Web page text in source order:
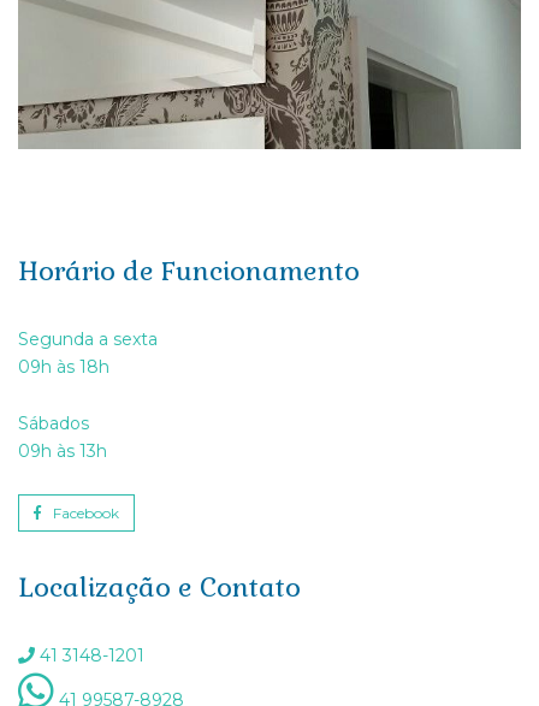
Horário de Funcionamento
Segunda a sexta
09h às 18h
Sábados
09h às 13h
Facebook
Localização e Contato
41 3148-1201
41 99587-8928